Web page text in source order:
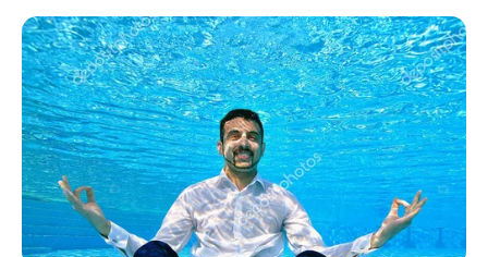
укр рус
Головна/Новини/Суспільство